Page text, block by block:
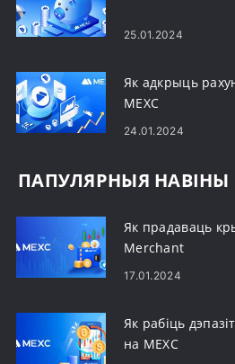
25.01.2024
Як адкрыць
MEXC
24.01.2024
ПАПУЛЯРНЫЯ НАВІНЫ
Як прадаваць
Merchant
17.01.2024
Як рабіць
на MEXC